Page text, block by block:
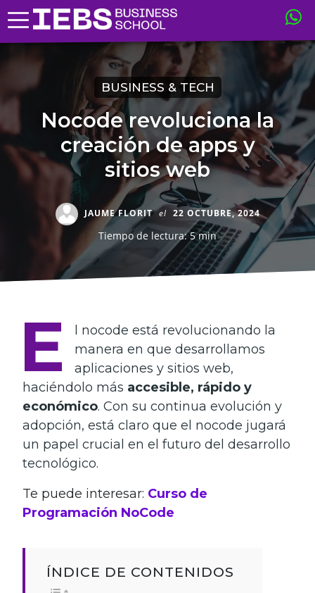
BUSINESS & TECH
Nocode revoluciona la
creación de apps y
sitios web
JAUME FLORIT el 22 OCTUBRE, 2024
Tiempo de lectura: 5 min
E
l nocode está revolucionando la
manera en que desarrollamos
aplicaciones y sitios web,
haciéndolo más accesible, rápido y
económico. Con su continua evolución y
adopción, está claro que el nocode jugará
un papel crucial en el futuro del desarrollo
tecnológico.
Te puede interesar: Curso de
Programación NoCode
ÍNDICE DE CONTENIDOS